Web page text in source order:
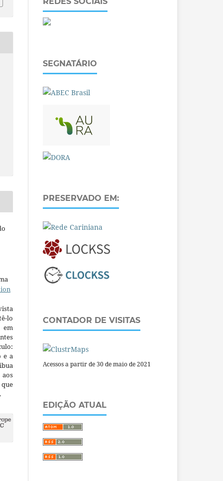
lo
em
e a
SEGNATÁRIO
PRESERVADO EM:
CONTADOR DE VISITAS
Acessos a partir de 30 de maio de 2021
EDIÇÃO ATUAL